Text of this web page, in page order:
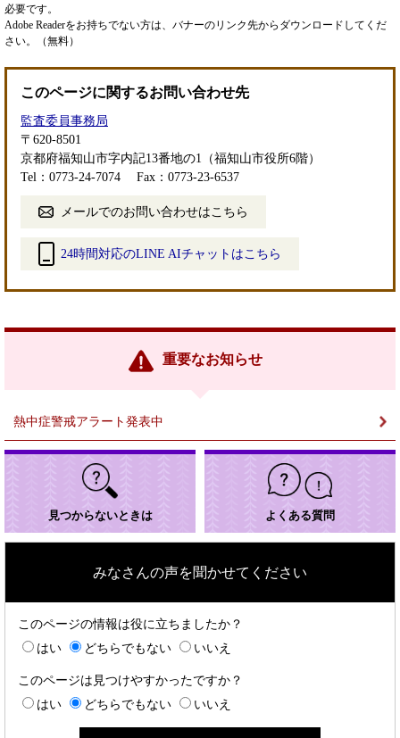
必要です。
Adobe Readerをお持ちでない方は、バナーのリンク先からダウンロードしてくだ
さい。（無料）
このページに関するお問い合わせ先
監査委員事務局
〒620-8501
京都府福知山市字内記13番地の1（福知山市役所6階）
Tel：0773-24-7074
Fax：0773-23-6537
メールでのお問い合わせはこちら
24時間対応のLINE AIチャットはこちら
リ
重要なお知らせ
熱中症警戒アラート発表中
見つからないときは よくある質問
みなさんの声を聞かせてください
このページの情報は役に立ちましたか？
はい
どちらでもない いいえ
このページは見つけやすかったですか？
はい
どちらでもない いいえ